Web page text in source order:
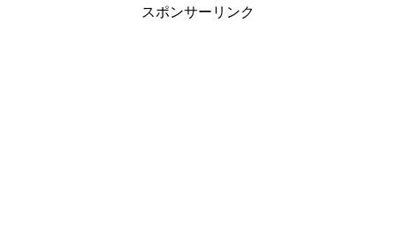
スポンサーリンク